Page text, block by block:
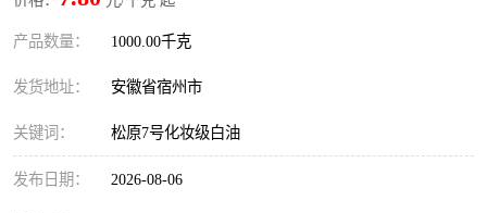
产品数量： 1000.00千克
发货地址： 安徽省宿州市
关键词： 松原7号化妆级白油
发布日期： 2026-08-06